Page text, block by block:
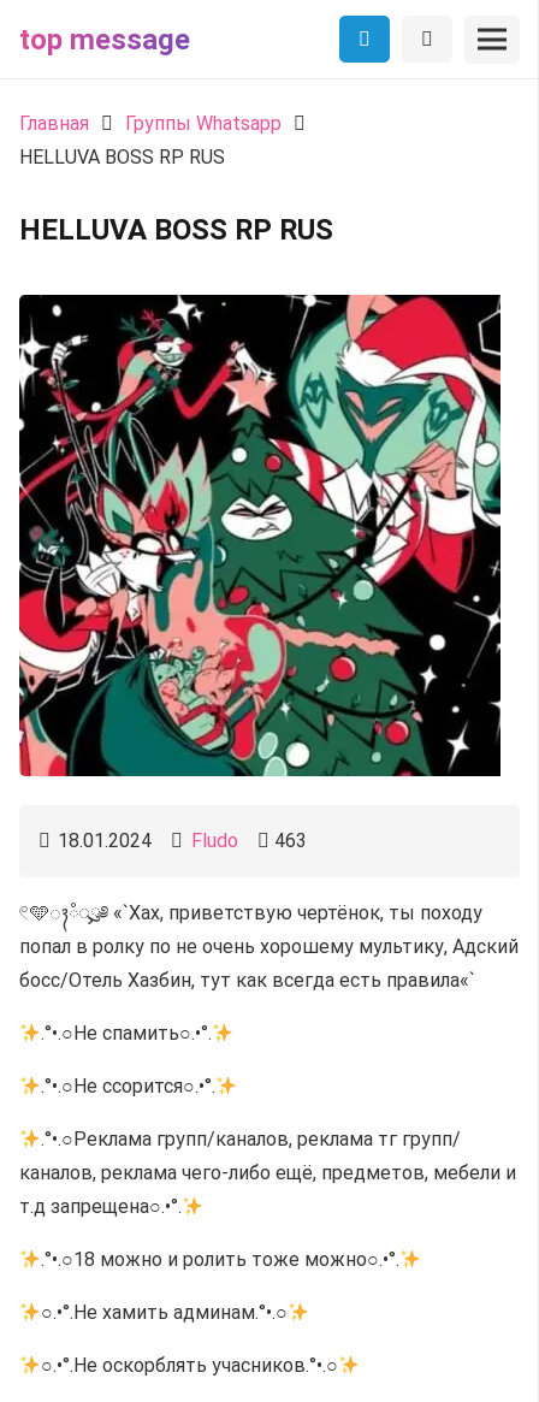
top message
Главная
Группы Whatsapp
HELLUVA BOSS RP RUS
HELLUVA BOSS RP RUS
18.01.2024 Fludo 463
𓏲🩵ᬄᰱᯮུ༅ «`Хах, приветствую чертёнок, ты походу
попал в ролку по не очень хорошему мультику, Адский
босс/Отель Хазбин, тут как всегда есть правила«`
.°•.○Не спамить○.•°.
.°•.○Не ссорится○.•°.
.°•.○Реклама групп/каналов, реклама тг групп/
каналов, реклама чего-либо ещё, предметов, мебели и
т.д запрещена○.•°.
.°•.○18 можно и ролить тоже можно○.•°.
○.•°.Не хамить админам.°•.○
○.•°.Не оскорблять учасников.°•.○